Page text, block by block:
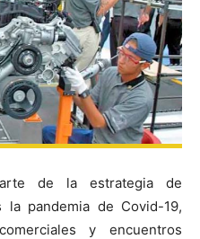
de la estrategia de
la pandemia de Covid-19,
y encuentros